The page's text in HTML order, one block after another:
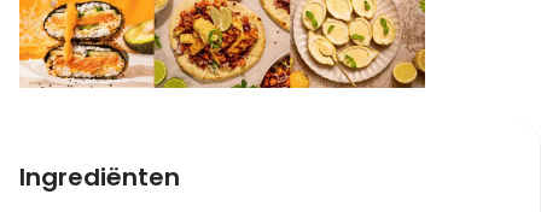
Ingrediënten